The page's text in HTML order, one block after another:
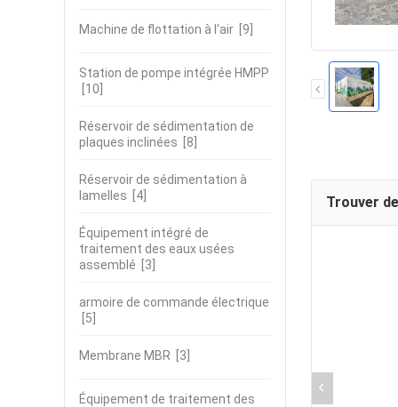
Machine de flottation à l'air [9]
Station de pompe intégrée HMPP
[10]
Réservoir de sédimentation de
plaques inclinées [8]
Réservoir de sédimentation à
lamelles [4]
Équipement intégré de
traitement des eaux usées
assemblé [3]
armoire de commande électrique
[5]
Membrane MBR [3]
Équipement de traitement des
Trouver